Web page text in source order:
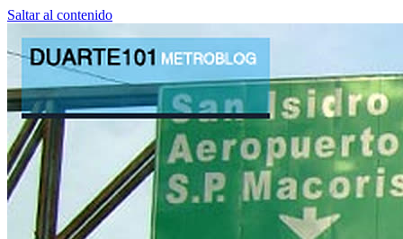
Saltar al contenido